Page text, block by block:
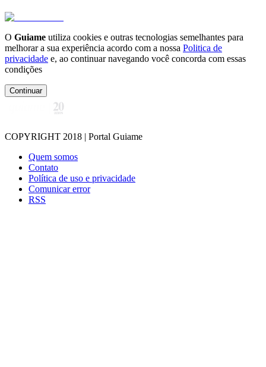
O Guiame utiliza cookies e outras tecnologias semelhantes para
melhorar a sua experiência acordo com a nossa Politica de
privacidade e, ao continuar navegando você concorda com essas
condições
Continuar
COPYRIGHT 2018 | Portal Guiame
Quem somos
Contato
Política de uso e privacidade
Comunicar error
RSS